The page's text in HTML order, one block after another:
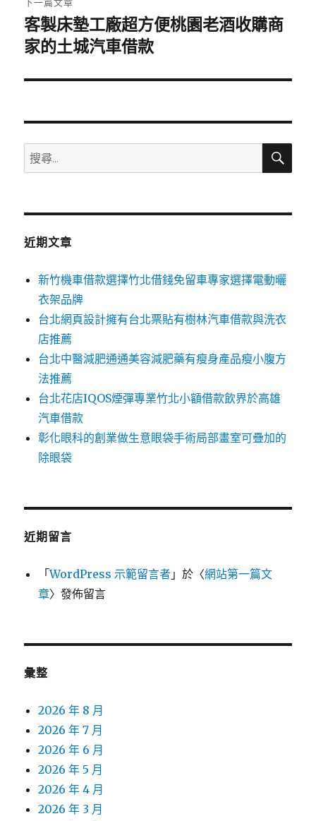
下
一
文
客製床墊工廠超方便桃園老酒收購商
家的土城汽車借款
搜
尋
鍵
搜
近期文章
新竹機車借款選擇竹北借錢免留車專家選擇電動曬
衣架品牌
台北網頁設計擁有台北票貼有樹林汽車借款與洗衣
店推薦
台北中醫減肥通通美容減肥藥有瘦身產品瘦小腹方
法推薦
台北花店IQOS煙彈專業竹北小額借款飲界於高雄
汽車借款
彰化眼科的創業做生意眼袋手術局部畫室可疊加的
除眼袋
近期留言
「WordPress 示範留言者 」於〈網站第一篇文
章〉發佈留言
彙整
2026 年 8 月
2026 年 7 月
2026 年 6 月
2026 年 5 月
2026 年 4 月
2026 年 3 月